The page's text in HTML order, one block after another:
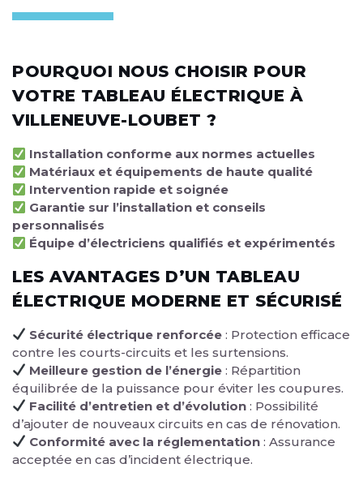
POURQUOI NOUS CHOISIR POUR
VOTRE TABLEAU ÉLECTRIQUE À
VILLENEUVE-LOUBET ?
Installation conforme aux normes actuelles
Matériaux et équipements de haute qualité
Intervention rapide et soignée
Garantie sur l’installation et conseils
personnalisés
Équipe d’électriciens qualifiés et expérimentés
LES AVANTAGES D’UN TABLEAU
ÉLECTRIQUE MODERNE ET SÉCURISÉ
Sécurité électrique renforcée : Protection efficace
contre les courts-circuits et les surtensions.
Meilleure gestion de l’énergie : Répartition
équilibrée de la puissance pour éviter les coupures.
Facilité d’entretien et d’évolution : Possibilité
d’ajouter de nouveaux circuits en cas de rénovation.
Conformité avec la réglementation : Assurance
acceptée en cas d’incident électrique.